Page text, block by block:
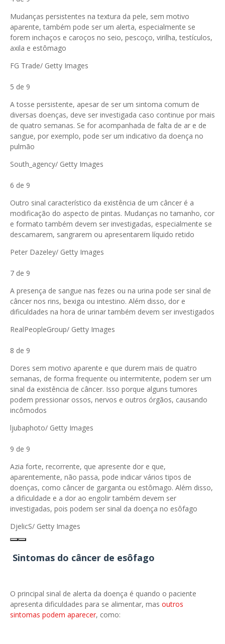
Mudanças persistentes na textura da pele, sem motivo
aparente, também pode ser um alerta, especialmente se
forem inchaços e caroços no seio, pescoço, virilha, testículos,
axila e estômago
FG Trade/ Getty Images
5 de 9
A tosse persistente, apesar de ser um sintoma comum de
diversas doenças, deve ser investigada caso continue por mais
de quatro semanas. Se for acompanhada de falta de ar e de
sangue, por exemplo, pode ser um indicativo da doença no
pulmão
South_agency/ Getty Images
6 de 9
Outro sinal característico da existência de um câncer é a
modificação do aspecto de pintas. Mudanças no tamanho, cor
e formato também devem ser investigadas, especialmente se
descamarem, sangrarem ou apresentarem líquido retido
Peter Dazeley/ Getty Images
7 de 9
A presença de sangue nas fezes ou na urina pode ser sinal de
câncer nos rins, bexiga ou intestino. Além disso, dor e
dificuldades na hora de urinar também devem ser investigados
RealPeopleGroup/ Getty Images
8 de 9
Dores sem motivo aparente e que durem mais de quatro
semanas, de forma frequente ou intermitente, podem ser um
sinal da existência de câncer. Isso porque alguns tumores
podem pressionar ossos, nervos e outros órgãos, causando
incômodos
ljubaphoto/ Getty Images
9 de 9
Azia forte, recorrente, que apresente dor e que,
aparentemente, não passa, pode indicar vários tipos de
doenças, como câncer de garganta ou estômago. Além disso,
a dificuldade e a dor ao engolir também devem ser
investigadas, pois podem ser sinal da doença no esôfago
DjelicS/ Getty Images
Sintomas do câncer de esôfago
O principal sinal de alerta da doença é quando o paciente
apresenta dificuldades para se alimentar, mas outros
sintomas podem aparecer, como: